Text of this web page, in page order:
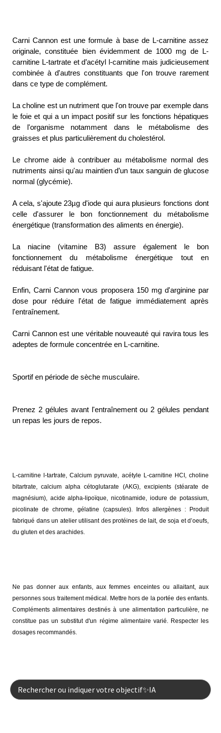
Carni Cannon est une formule à base de L-carnitine assez
originale, constituée bien évidemment de 1000 mg de L-
carnitine L-tartrate et d’acétyl l-carnitine mais judicieusement
combinée à d'autres constituants que l'on trouve rarement
dans ce type de complément.
La choline est un nutriment que l'on trouve par exemple dans
le foie et qui a un impact positif sur les fonctions hépatiques
de l'organisme notamment dans le métabolisme des
graisses et plus particulièrement du cholestérol.
Le chrome aide à contribuer au métabolisme normal des
nutriments ainsi qu'au maintien d’un taux sanguin de glucose
normal (glycémie).
A cela, s'ajoute 23µg d'iode qui aura plusieurs fonctions dont
celle d'assurer le bon fonctionnement du métabolisme
énergétique (transformation des aliments en énergie).
La niacine (vitamine B3) assure également le bon
fonctionnement du métabolisme énergétique tout en
réduisant l'état de fatigue.
Enfin, Carni Cannon vous proposera 150 mg d'arginine par
dose pour réduire l'état de fatigue immédiatement après
l'entraînement.
Carni Cannon est une véritable nouveauté qui ravira tous les
adeptes de formule concentrée en L-carnitine.
Sportif en période de sèche musculaire.
Prenez 2 gélules avant l'entraînement ou 2 gélules pendant
un repas les jours de repos.
L-carnitine l-tartrate, Calcium pyruvate, acétyle L-carnitine HCI, choline
bitartrate, calcium alpha cétoglutarate (AKG), excipients (stéarate de
magnésium), acide alpha-lipoïque, nicotinamide, iodure de potassium,
picolinate de chrome, gélatine (capsules). Infos allergènes : Produit
fabriqué dans un atelier utilisant des protéines de lait, de soja et d’oeufs,
du gluten et des arachides.
Ne pas donner aux enfants, aux femmes enceintes ou allaitant, aux
personnes sous traitement médical. Mettre hors de la portée des enfants.
Compléments alimentaires destinés à une alimentation particulière, ne
constitue pas un substitut d'un régime alimentaire varié. Respecter les
dosages recommandés.